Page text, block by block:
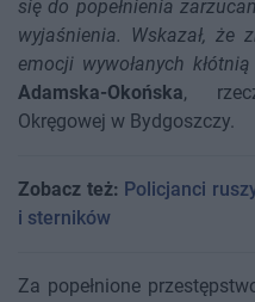
się do popełnienia
wyjaśnienia. Wskazał, że
emocji wywołanych kłótnią
Adamska-Okońska,
Okręgowej w Bydgoszczy.
Zobacz też: Policjanci
i sterników
Za popełnione